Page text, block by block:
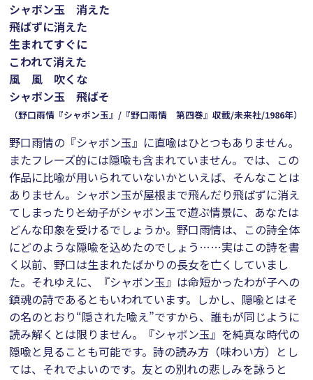
シャボン玉 消えた
飛ばずに消えた
生まれてすぐに
こわれて消えた
風 風 吹くな
シャボン玉 飛ばそ
（野口雨情『シャボン玉』/『野口雨情 第四巻』収載/未来社/1986年）
野口雨情の『シャボン玉』に直喩はひとつもありません。
またフレーズ的には隠喩も含まれていません。では、この
作品に比喩が用いられていないかといえば、そんなことは
ありません。シャボン玉が屋根まで飛んだり飛ばずに消え
てしまったり――と幼子がシャボン玉で遊ぶ情景に、あなたは
どんな印象を受けるでしょうか。野口雨情は、この詩全体
にどのような隠喩を込めたのでしょう……実はこの詩を書
く以前、野口は生まれたばかりの長女を亡くしていまし
た。それゆえに、『シャボン玉』は命短かったわが子への
鎮魂の詩であるともいわれています。しかし、隠喩とはそ
の名のとおり“隠された喩え”ですから、誰もが同じように
読み解くとは限りません。『シャボン玉』を純真な時代の
隠喩と見ることも可能です。詩の読み方（味わい方）とし
ては、それでよいのです。友との別れの悲しみを詠うと